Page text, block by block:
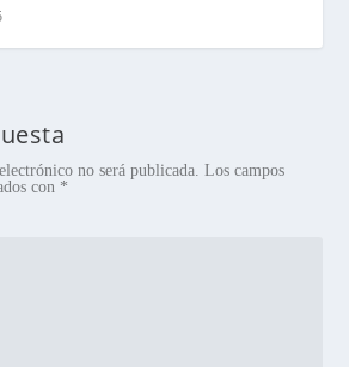
no será publicada. Los campos
con *